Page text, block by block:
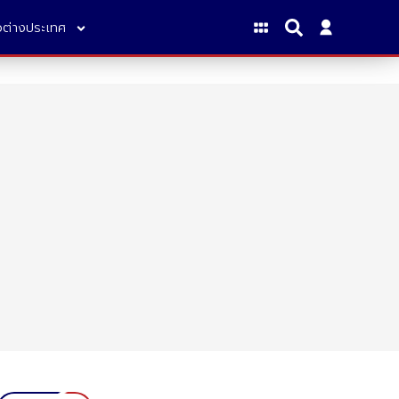
ต่างประเทศ